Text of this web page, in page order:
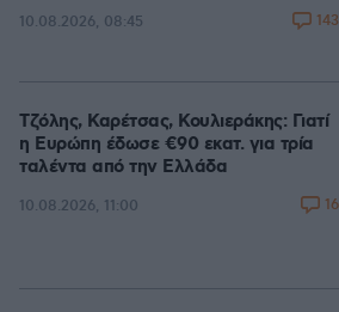
10.08.2026, 08:45 143
Τζόλης, Καρέτσας, Κουλιεράκης: Γιατί
η Ευρώπη έδωσε €90 εκατ. για τρία
ταλέντα από την Ελλάδα
10.08.2026, 11:00 16